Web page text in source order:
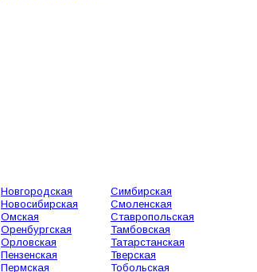
Новгородская
Новосибирская
Омская
Оренбургская
Орловская
Пензенская
Пермская
Симбирская
Смоленская
Ставропольская
Тамбовская
Татарстанская
Тверская
Тобольская